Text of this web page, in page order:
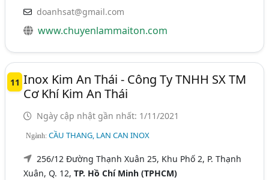
doanhsat@gmail.com
www.chuyenlammaiton.com
11 Inox Kim An Thái - Công Ty TNHH SX TM
Cơ Khí Kim An Thái
Ngày cập nhật gần nhất: 1/11/2021
Ngành:CẦU THANG, LAN CAN INOX
256/12 Đường Thạnh Xuân 25, Khu Phố 2, P. Thạnh
Xuân, Q. 12,TP. Hồ Chí Minh (TPHCM)